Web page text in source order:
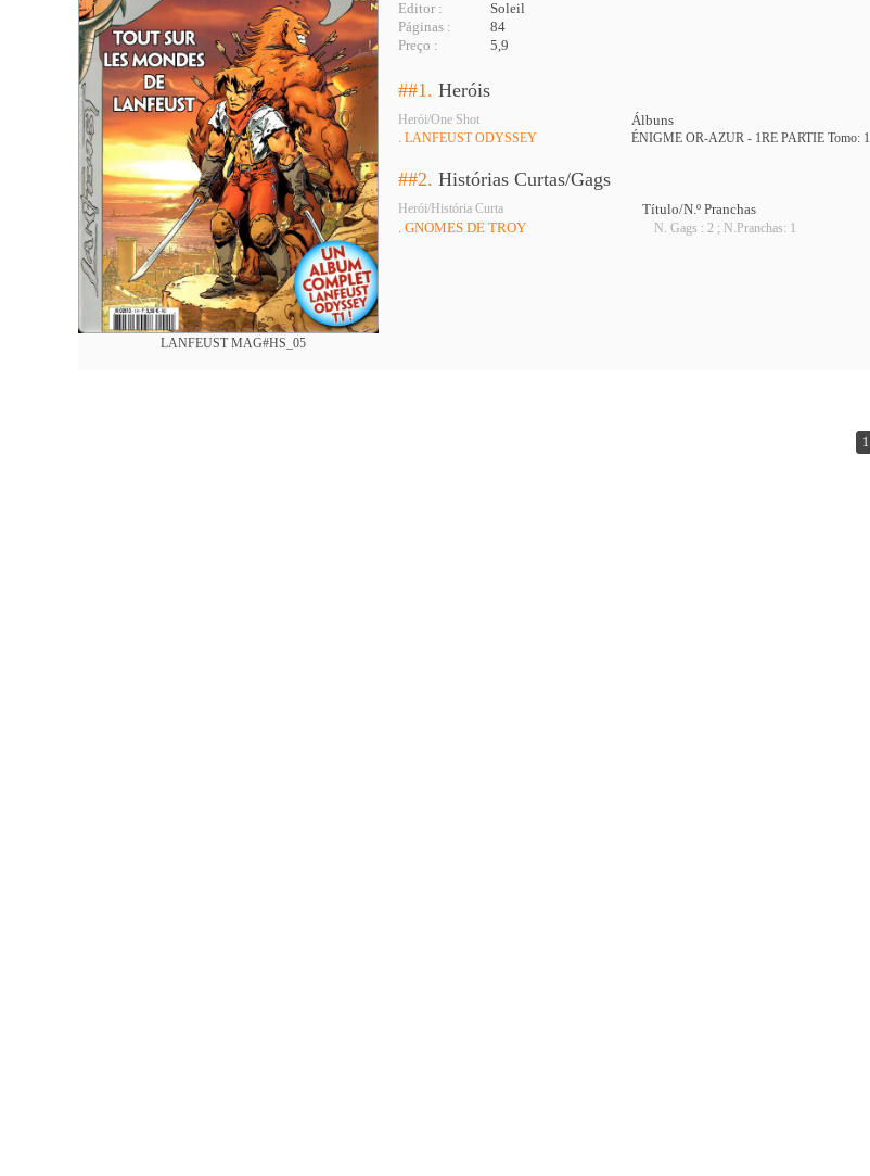
LANFEUST MAG#HS_05
Editor :
Soleil
Páginas :
84
Preço :
5,9
##1. Heróis
Herói/One Shot Álbuns
. LANFEUST ODYSSEY ÉNIGME OR-AZUR - 1RE PARTIE Tomo: 1
##2. Histórias Curtas/Gags
Herói/História Curta
Título/N.º Pranchas
. GNOMES DE TROY
N. Gags : 2 ; N.Pranchas: 1
1